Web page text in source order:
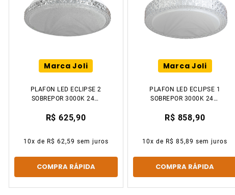
Marca Joli
PLAFON LED ECLIPSE 2
SOBREPOR 3000K 24W
BRANCO ARENOSO
R$ 625,90
10x de R$ 62,59 sem juros
COMPRA RÁPIDA
Marca Joli
PLAFON LED ECLIPSE 1
SOBREPOR 3000K 24W
BRANCO LUZIC
R$ 858,90
10x de R$ 85,89 sem juros
COMPRA RÁPIDA